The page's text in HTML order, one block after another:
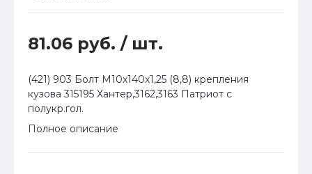
81.06 руб. / шт.
(421) 903 Болт М10x140x1,25 (8,8) крепления
кузова 315195 Хантер,3162,3163 Патриот с
полукр.гол.
Полное описание